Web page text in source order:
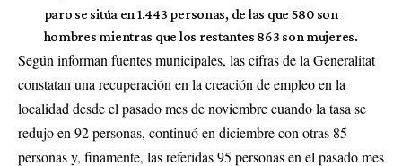
paro se sitúa en 1.443 personas, de las que 580 son
hombres mientras que los restantes 863 son mujeres.
Según informan fuentes municipales, las cifras de la Generalitat
constatan una recuperación en la creación de empleo en la
localidad desde el pasado mes de noviembre cuando la tasa se
redujo en 92 personas, continuó en diciembre con otras 85
personas y, finamente, las referidas 95 personas en el pasado mes